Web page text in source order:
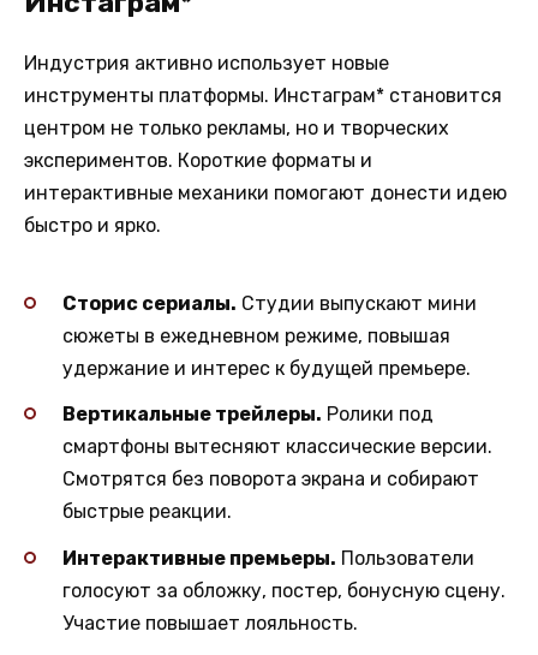
Индустрия активно использует новые
инструменты платформы. Инстаграм* становится
центром не только рекламы, но и творческих
экспериментов. Короткие форматы и
интерактивные механики помогают донести идею
быстро и ярко.
Сторис сериалы. Студии выпускают мини
сюжеты в ежедневном режиме, повышая
удержание и интерес к будущей премьере.
Вертикальные трейлеры. Ролики под
смартфоны вытесняют классические версии.
Смотрятся без поворота экрана и собирают
быстрые реакции.
Интерактивные премьеры. Пользователи
голосуют за обложку, постер, бонусную сцену.
Участие повышает лояльность.